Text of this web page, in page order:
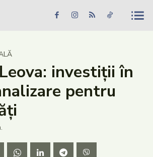
Căutare
investiții în
pentru